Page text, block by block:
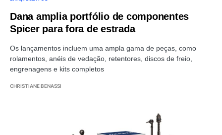
Dana amplia portfólio de componentes
Spicer para fora de estrada
Os lançamentos incluem uma ampla gama de peças, como
rolamentos, anéis de vedação, retentores, discos de freio,
engrenagens e kits completos
CHRISTIANE BENASSI